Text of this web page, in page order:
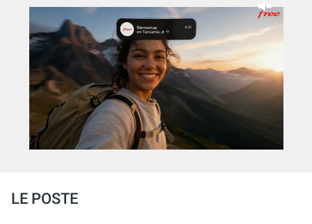
LE POSTE